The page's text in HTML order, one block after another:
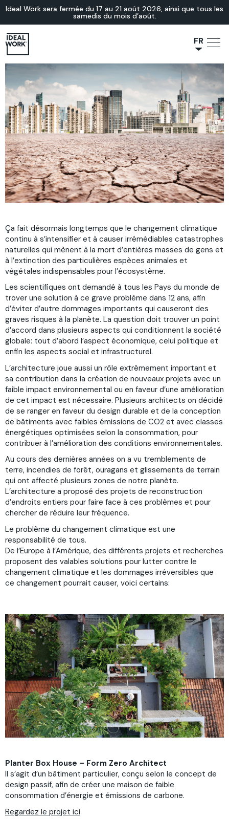
Ideal Work sera fermée du 17 au 21 août 2026, ainsi que tous les
samedis du mois d’août.
FR
JA
ES
EN
DE
Ça fait désormais longtemps que le changement climatique
continu à s’intensifier et à causer irrémédiables catastrophes
naturelles qui mènent à la mort d’entières masses de gens et
à l’extinction des particulières espèces animales et
végétales indispensables pour l’écosystème.
Les scientifiques ont demandé à tous les Pays du monde de
trover une solution à ce grave problème dans 12 ans, afin
d’éviter d’autre dommages importants qui causeront des
graves risques à la planète. La question doit trouver un point
d’accord dans plusieurs aspects qui conditionnent la société
globale: tout d’abord l’aspect économique, celui politique et
enfin les aspects social et infrastructurel.
L’architecture joue aussi un rôle extrêmement important et
sa contribution dans la création de nouveaux projets avec un
faible impact environnemental ou en faveur d’une amélioration
de cet impact est nécessaire. Plusieurs architects on décidé
de se ranger en faveur du design durable et de la conception
de bâtiments avec faibles émissions de CO2 et avec classes
énergétiques optimisées selon la consommation, pour
contribuer à l’amélioration des conditions environnementales.
Au cours des dernières années on a vu tremblements de
terre, incendies de forêt, ouragans et glissements de terrain
qui ont affecté plusieurs zones de notre planète.
L’architecture a proposé des projets de reconstruction
d’endroits entiers pour faire face à ces problèmes et pour
chercher de réduire leur fréquence.
Le problème du changement climatique est une
responsabilité de tous.
De l’Europe à l’Amérique, des différents projets et recherches
proposent des valables solutions pour lutter contre le
changement climatique et les dommages irréversibles que
ce changement pourrait causer, voici certains:
Planter Box House – Form Zero Architect
Il s’agit d’un bâtiment particulier, conçu selon le concept de
design passif, afin de créer une maison de faible
consommation d’énergie et émissions de carbone.
Regardez le projet ici